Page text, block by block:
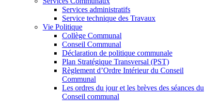
Services administratifs
Service technique des Travaux
Vie Politique
Collège Communal
Conseil Communal
Déclaration de politique communale
Plan Stratégique Transversal (PST)
Règlement d’Ordre Intérieur du Conseil
Communal
Les ordres du jour et les brèves des séances du
Conseil communal